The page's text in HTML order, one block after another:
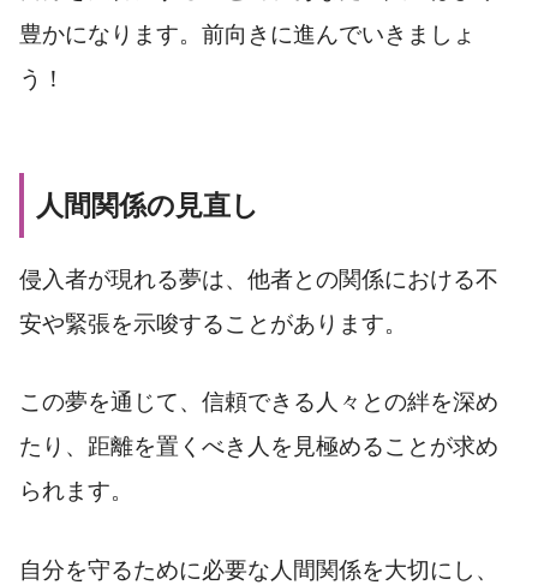
豊かになります。前向きに進んでいきましょ
う！
人間関係の見直し
侵入者が現れる夢は、他者との関係における不
安や緊張を示唆することがあります。
この夢を通じて、信頼できる人々との絆を深め
たり、距離を置くべき人を見極めることが求め
られます。
自分を守るために必要な人間関係を大切にし、